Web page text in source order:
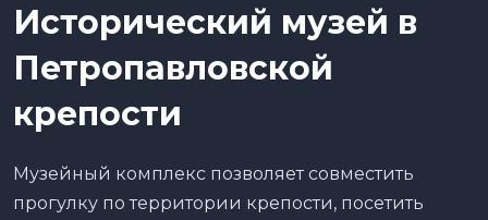
Исторический музей в
Петропавловской
крепости
Музейный комплекс позволяет совместить
прогулку по территории крепости, посетить